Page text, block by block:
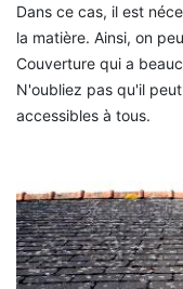
Dans ce cas, il est
la matière. Ainsi, on
Couverture qui a
N'oubliez pas qu'il
accessibles à tous.